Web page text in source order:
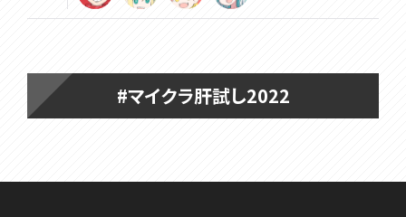
#マイクラ肝試し2022